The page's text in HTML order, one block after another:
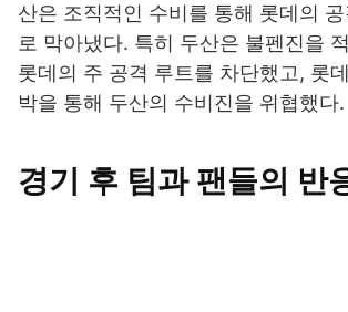
산은 조직적인 수비를 통해 롯데의
로 막아냈다. 특히 두산은 불펜진을
롯데의 주 공격 루트를 차단했고, 롯
박을 통해 두산의 수비진을 위협했다.
경기 후 팀과 팬들의 반